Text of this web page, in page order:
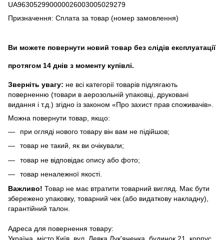
UA963052990000026003005029279
Призначення: Сплата за товар (номер замовлення)
Ви можете повернути новий товар без слідів експлуатації
протягом 14 днів з моменту купівлі.
Зверніть увагу: не всі категорії товарів підлягають
поверненню (товари в аерозольній упаковці, друковані
видання і т.д.) згідно із законом «Про захист прав споживачів».
Можна повернути товар, якщо:
при огляді нового товару він вам не підійшов;
товар не такий, як ви очікували;
товар не відповідає опису або фото;
товар неналежної якості.
Важливо! Товар не має втратити товарний вигляд. Має бути
збережено упаковку, товарний чек (або видаткову накладну),
гарантійний талон.
Адреса для повернення товару:
Україна, місто Київ, вул. Левка Лук'яненка, будинок 21, корпус